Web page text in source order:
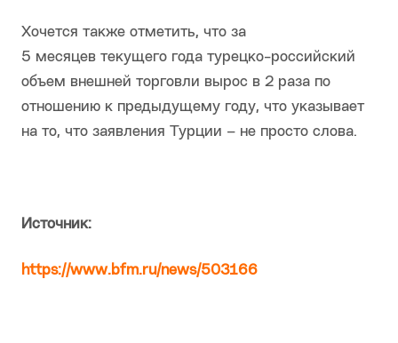
Хочется также отметить, что за
5 месяцев текущего года турецко-российский
объем внешней торговли вырос в 2 раза по
отношению к предыдущему году, что указывает
на то, что заявления Турции – не просто слова.
Источник:
https://www.bfm.ru/news/503166